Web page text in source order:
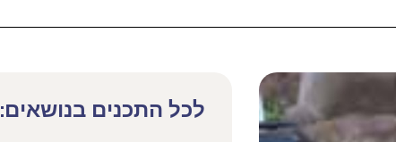
לכל התכנים בנושאים: